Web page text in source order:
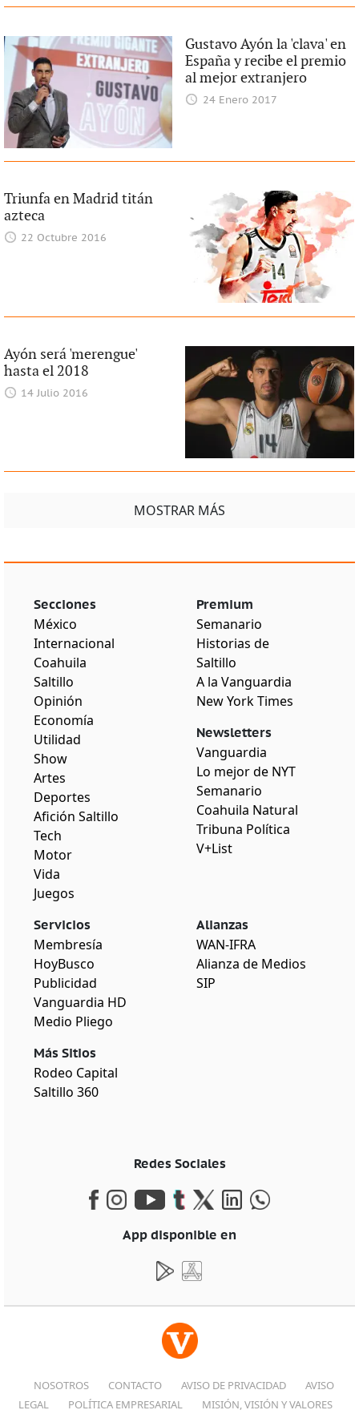
Gustavo Ayón la 'clava' en
España y recibe el premio
al mejor extranjero
24 Enero 2017
Triunfa en Madrid titán
azteca
22 Octubre 2016
Ayón será 'merengue'
hasta el 2018
14 Julio 2016
MOSTRAR MÁS
Secciones
México
Internacional
Coahuila
Saltillo
Opinión
Economía
Utilidad
Show
Artes
Deportes
Afición Saltillo
Tech
Motor
Vida
Juegos
Premium
Semanario
Historias de
Saltillo
A la Vanguardia
New York Times
Newsletters
Vanguardia
Lo mejor de NYT
Semanario
Coahuila Natural
Tribuna Política
V+List
Servicios
Membresía
HoyBusco
Publicidad
Vanguardia HD
Medio Pliego
Más Sitios
Rodeo Capital
Saltillo 360
Alianzas
WAN-IFRA
Alianza de Medios
SIP
Redes Sociales
App disponible en
NOSOTROS CONTACTO AVISO DE PRIVACIDAD
AVISO
LEGAL
POLÍTICA EMPRESARIAL MISIÓN, VISIÓN Y VALORES